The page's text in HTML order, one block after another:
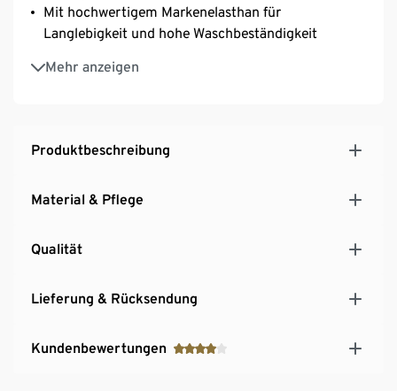
Mit hochwertigem Markenelasthan für
Langlebigkeit und hohe Waschbeständigkeit
Mehr anzeigen
Optimale Passform: Träger- und Verschlussbreite
proportional an Cup-Größe angepasst
Produktbeschreibung
Material & Pflege
Qualität
Lieferung & Rücksendung
Kundenbewertungen